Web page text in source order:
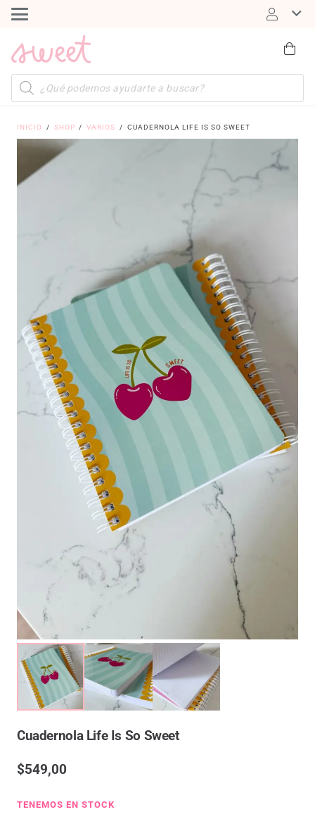
Búsqueda
de
productos
INICIO / SHOP / VARIOS / CUADERNOLA LIFE IS SO SWEET
Cuadernola Life Is So Sweet
$549,00
TENEMOS EN STOCK